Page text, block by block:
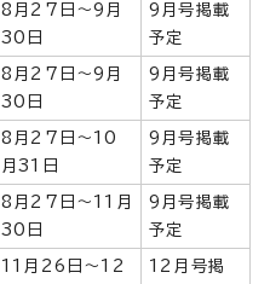
8月27日～9月
30日
9月号掲載
予定
8月27日～9月
30日
9月号掲載
予定
8月27日～10
月31日
9月号掲載
予定
8月27日～11月
30日
9月号掲載
予定
11月26日～12
12月号掲